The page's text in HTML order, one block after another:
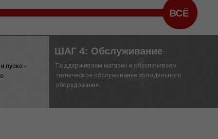
ВСЁ
4
пуско -
ШАГ 4: Обслуживание
Поддерживаем магазин и обеспечиваем
техническое обслуживание холодильного
оборудования.